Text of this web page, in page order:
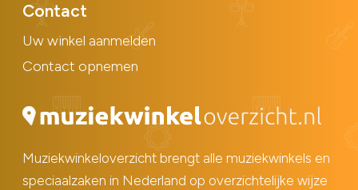
Contact
Uw winkel aanmelden
Contact opnemen
Muziekwinkeloverzicht brengt alle muziekwinkels en
speciaalzaken in Nederland op overzichtelijke wijze